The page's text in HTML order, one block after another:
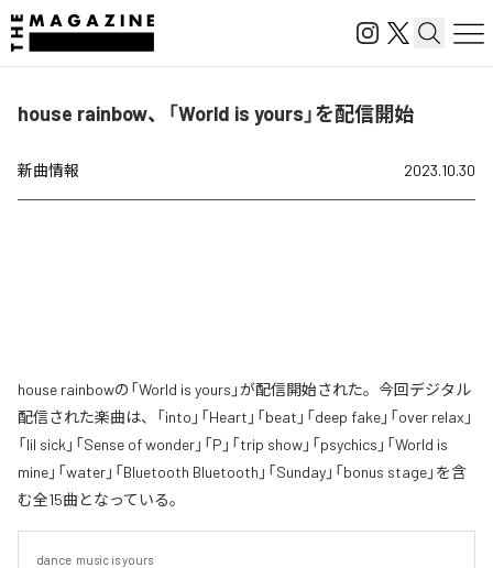
house rainbow、「World is yours」を配信開始
新曲情報 2023.10.30
house rainbowの「World is yours」が配信開始された。今回デジタル
配信された楽曲は、「into」「Heart」「beat」「deep fake」「over relax」
「lil sick」「Sense of wonder」「P」「trip show」「psychics」「World is
mine」「water」「Bluetooth Bluetooth」「Sunday」「bonus stage」を含
む全15曲となっている。
dance  music is yours